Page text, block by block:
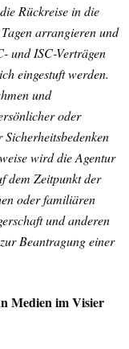
Rückreise in die
arrangieren und
und ISC-Verträgen
eingestuft werden.
und
oder
wird die Agentur
dem Zeitpunkt der
oder familiären
und anderen
Beantragung einer
Medien im Visier